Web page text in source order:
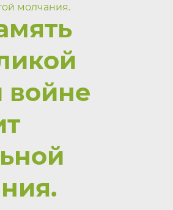
молчания.
войне